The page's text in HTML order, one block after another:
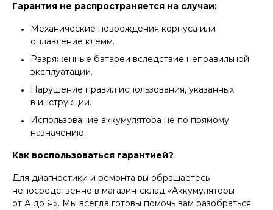
Гарантия не распространяется на случаи:
Механические повреждения корпуса или
оплавление клемм.
Разряженные батареи вследствие неправильной
эксплуатации.
Нарушение правил использования, указанных
в инструкции.
Использование аккумулятора не по прямому
назначению.
Как воспользоваться гарантией?
Для диагностики и ремонта вы обращаетесь
непосредственно в магазин-склад «Аккумуляторы
от А до Я». Мы всегда готовы помочь вам разобраться